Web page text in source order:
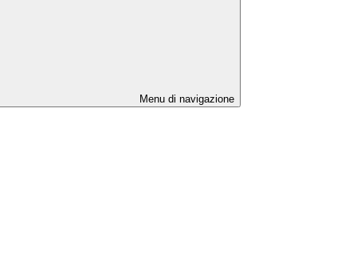
Menu di navigazione